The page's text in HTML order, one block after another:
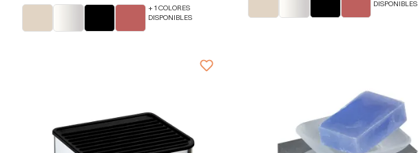
+ 1 COLORES
DISPONIBLES
DISPONIBLES